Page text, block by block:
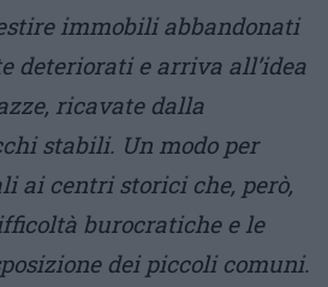
immobili abbandonati
deteriorati e arriva all’idea
ricavate dalla
stabili. Un modo per
ai centri storici che, però,
burocratiche e le
dei piccoli comuni.